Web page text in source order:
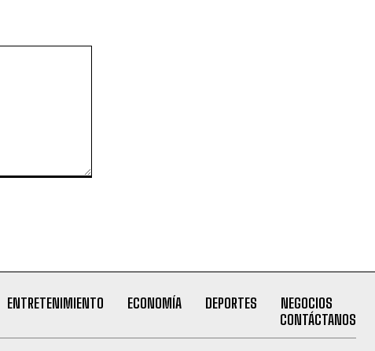
ENTRETENIMIENTO ECONOMÍA DEPORTES
NEGOCIOS
CONTÁCTANOS